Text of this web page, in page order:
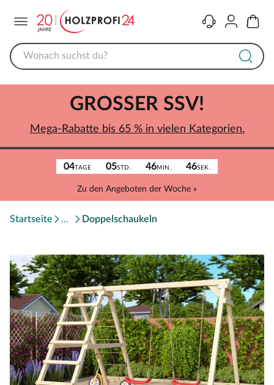
KontaktKonto
04TAGE 05STD. 46MIN. 46SEK.
Zu den Angeboten der Woche »
GROSSER SSV!
Mega-Rabatte bis 65 % in vielen Kategorien.
Startseite Doppelschaukeln